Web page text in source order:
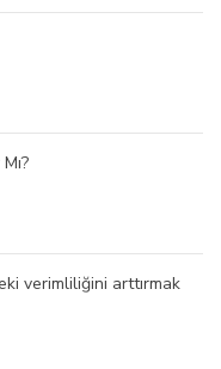
verimliliğini arttırmak